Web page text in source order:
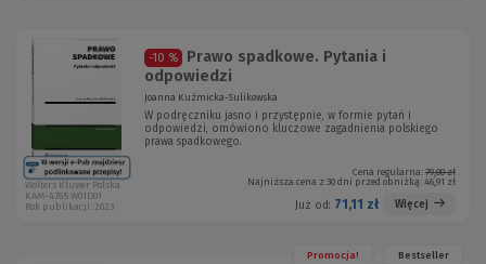
-10 %
Prawo spadkowe. Pytania i
odpowiedzi
Joanna Kuźmicka-Sulikowska
W podręczniku jasno i przystępnie, w formie pytań i
odpowiedzi, omówiono kluczowe zagadnienia polskiego
prawa spadkowego.
Cena regularna: 79,00 zł
Najniższa cena z 30 dni przed obniżką: 46,91 zł
Już od: 71,11 zł Więcej
Wolters Kluwer Polska
KAM-4765 W01D01
Rok publikacji: 2023
Promocja! Bestseller